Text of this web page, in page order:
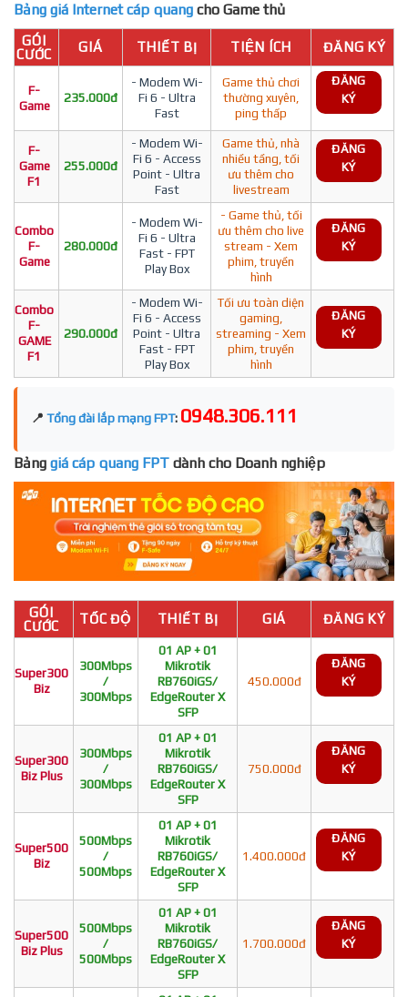
Bảng giá Internet cáp quang cho Game thủ
GÓI
CƯỚC
GIÁ THIẾT BỊ TIỆN ÍCH ĐĂNG KÝ
F-
Game
235.000đ
- Modem Wi-
Fi 6 - Ultra
Fast
Game thủ chơi
thường xuyên,
ping thấp
ĐĂNG
KÝ
F-
Game
F1
255.000đ
- Modem Wi-
Fi 6 - Access
Point - Ultra
Fast
Game thủ, nhà
nhiều tầng, tối
ưu thêm cho
livestream
ĐĂNG
KÝ
Combo
F-
Game
280.000đ
- Modem Wi-
Fi 6 - Ultra
Fast - FPT
Play Box
- Game thủ, tối
ưu thêm cho live
stream - Xem
phim, truyền
hình
ĐĂNG
KÝ
Combo
F-
GAME
F1
290.000đ
- Modem Wi-
Fi 6 - Access
Point - Ultra
Fast - FPT
Play Box
Tối ưu toàn diện
gaming,
streaming - Xem
phim, truyền
hình
ĐĂNG
KÝ
📍 Tổng đài lắp mạng FPT: 0948.306.111
Bảng giá cáp quang FPT dành cho Doanh nghiệp
GÓI
CƯỚC
TỐC ĐỘ THIẾT BỊ GIÁ ĐĂNG KÝ
Super300
Biz
300Mbps
/
300Mbps
01 AP + 01
Mikrotik
RB760iGS/
EdgeRouter X
SFP
450.000đ
ĐĂNG
KÝ
Super300
Biz Plus
300Mbps
/
300Mbps
01 AP + 01
Mikrotik
RB760iGS/
EdgeRouter X
SFP
750.000đ
ĐĂNG
KÝ
Super500
Biz
500Mbps
/
500Mbps
01 AP + 01
Mikrotik
RB760iGS/
EdgeRouter X
SFP
1.400.000đ
ĐĂNG
KÝ
Super500
Biz Plus
500Mbps
/
500Mbps
01 AP + 01
Mikrotik
RB760iGS/
EdgeRouter X
SFP
1.700.000đ
ĐĂNG
KÝ